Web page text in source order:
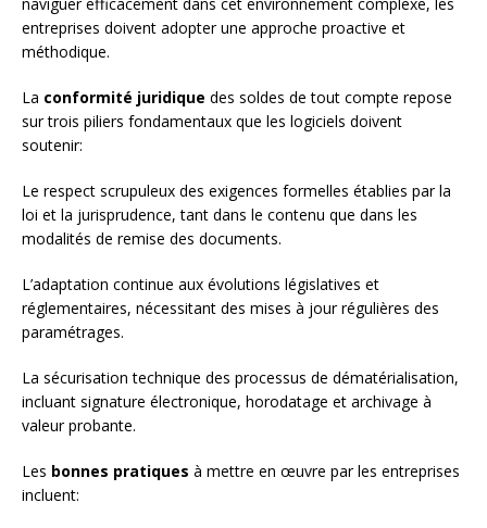
entreprises doivent adopter une approche proactive et
méthodique.
La conformité juridique des soldes de tout compte repose
sur trois piliers fondamentaux que les logiciels doivent
soutenir:
Le respect scrupuleux des exigences formelles établies par la
loi et la jurisprudence, tant dans le contenu que dans les
modalités de remise des documents.
L’adaptation continue aux évolutions législatives et
réglementaires, nécessitant des mises à jour régulières des
paramétrages.
La sécurisation technique des processus de dématérialisation,
incluant signature électronique, horodatage et archivage à
valeur probante.
Les bonnes pratiques à mettre en œuvre par les entreprises
incluent: